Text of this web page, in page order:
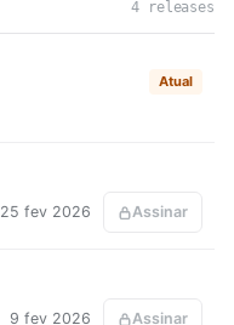
4 releases
Atual
25 fev 2026 Assinar
9 fev 2026 Assinar